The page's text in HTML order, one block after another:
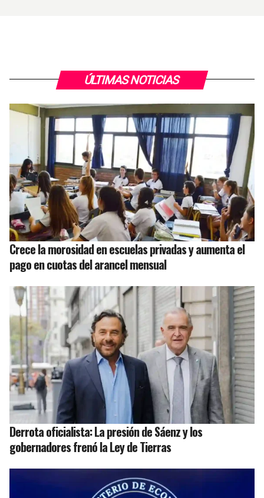
ÚLTIMAS NOTICIAS
Crece la morosidad en escuelas privadas y aumenta el
pago en cuotas del arancel mensual
Derrota oficialista: La presión de Sáenz y los
gobernadores frenó la Ley de Tierras